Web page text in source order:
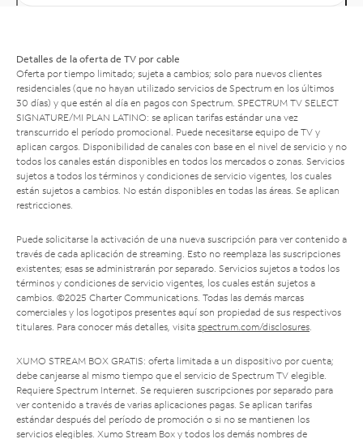
Detalles de la oferta de TV por cable
Oferta por tiempo limitado; sujeta a cambios; solo para nuevos clientes
residenciales (que no hayan utilizado servicios de Spectrum en los últimos
30 días) y que estén al día en pagos con Spectrum. SPECTRUM TV SELECT
SIGNATURE/MI PLAN LATINO: se aplican tarifas estándar una vez
transcurrido el período promocional. Puede necesitarse equipo de TV y
aplican cargos. Disponibilidad de canales con base en el nivel de servicio y no
todos los canales están disponibles en todos los mercados o zonas. Servicios
sujetos a todos los términos y condiciones de servicio vigentes, los cuales
están sujetos a cambios. No están disponibles en todas las áreas. Se aplican
restricciones.
Puede solicitarse la activación de una nueva suscripción para ver contenido a
través de cada aplicación de streaming. Esto no reemplaza las suscripciones
existentes; esas se administrarán por separado. Servicios sujetos a todos los
términos y condiciones de servicio vigentes, los cuales están sujetos a
cambios. ©2025 Charter Communications. Todas las demás marcas
comerciales y los logotipos presentes aquí son propiedad de sus respectivos
titulares. Para conocer más detalles, visita spectrum.com/disclosures.
XUMO STREAM BOX GRATIS: oferta limitada a un dispositivo por cuenta;
debe canjearse al mismo tiempo que el servicio de Spectrum TV elegible.
Requiere Spectrum Internet. Se requieren suscripciones por separado para
ver contenido a través de varias aplicaciones pagas. Se aplican tarifas
estándar después del período de promoción o si no se mantienen los
servicios elegibles. Xumo Stream Box y todos los demás nombres de